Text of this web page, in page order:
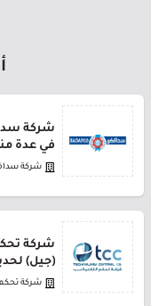
شركة
في عدة
شركة
شركة
(جيل)
شركة تحكم